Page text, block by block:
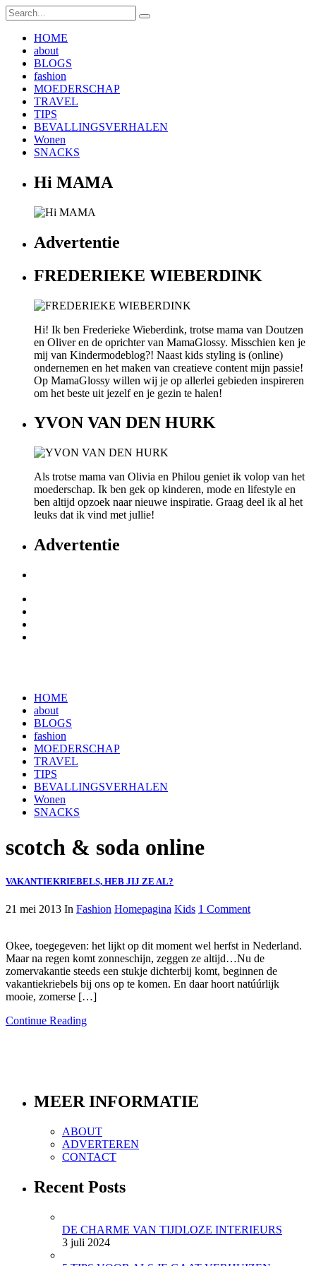
HOME
about
BLOGS
fashion
MOEDERSCHAP
TRAVEL
TIPS
BEVALLINGSVERHALEN
Wonen
SNACKS
Hi MAMA
Advertentie
FREDERIEKE WIEBERDINK
Hi! Ik ben Frederieke Wieberdink, trotse mama van Doutzen
en Oliver en de oprichter van MamaGlossy. Misschien ken je
mij van Kindermodeblog?! Naast kids styling is (online)
ondernemen en het maken van creatieve content mijn passie!
Op MamaGlossy willen wij je op allerlei gebieden inspireren
om het beste uit jezelf en je gezin te halen!
YVON VAN DEN HURK
Als trotse mama van Olivia en Philou geniet ik volop van het
moederschap. Ik ben gek op kinderen, mode en lifestyle en
ben altijd opzoek naar nieuwe inspiratie. Graag deel ik al het
leuks dat ik vind met jullie!
Advertentie
HOME
about
BLOGS
fashion
MOEDERSCHAP
TRAVEL
TIPS
BEVALLINGSVERHALEN
Wonen
SNACKS
scotch & soda online
VAKANTIEKRIEBELS, HEB JIJ ZE AL?
21 mei 2013 In Fashion Homepagina Kids 1 Comment
Okee, toegegeven: het lijkt op dit moment wel herfst in Nederland.
Maar na regen komt zonneschijn, zeggen ze altijd…Nu de
zomervakantie steeds een stukje dichterbij komt, beginnen de
vakantiekriebels bij ons op te komen. En daar hoort natúúrlijk
mooie, zomerse […]
Continue Reading
MEER INFORMATIE
ABOUT
ADVERTEREN
CONTACT
Recent Posts
DE CHARME VAN TIJDLOZE INTERIEURS
3 juli 2024